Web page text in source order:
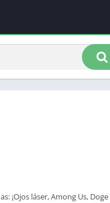
¡Ojos láser, Among Us, Doge